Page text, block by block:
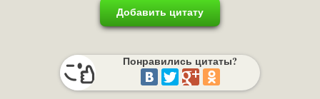
Добавить цитату
Понравились цитаты?